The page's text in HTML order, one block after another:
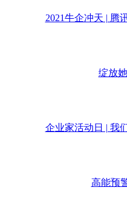
2021牛企冲天 | 腾
绽放
企业家活动日 | 我
高能预